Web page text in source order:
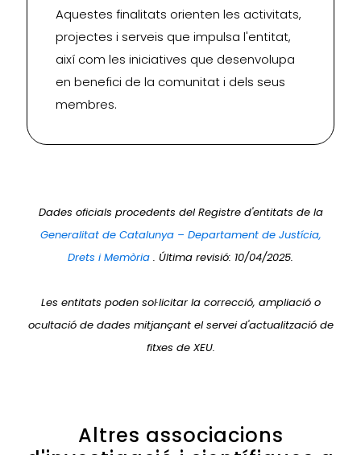
Aquestes finalitats orienten les activitats,
projectes i serveis que impulsa l'entitat,
així com les iniciatives que desenvolupa
en benefici de la comunitat i dels seus
membres.
Dades oficials procedents del Registre d'entitats de la
Generalitat de Catalunya – Departament de Justícia,
Drets i Memòria . Última revisió: 10/04/2025.
Les entitats poden sol·licitar la correcció, ampliació o
ocultació de dades mitjançant el servei d'actualització de
fitxes de XEU.
Altres associacions